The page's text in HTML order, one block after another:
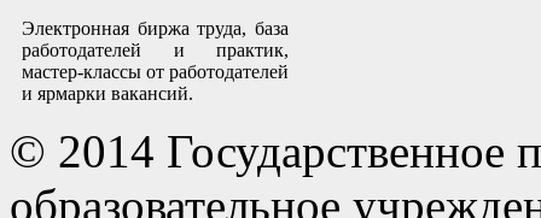
Электронная биржа труда, база
работодателей и практик,
мастер-классы от работодателей
и ярмарки вакансий.
© 2014 Государственное
образовательное